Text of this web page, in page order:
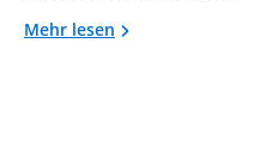
Mehr lesen